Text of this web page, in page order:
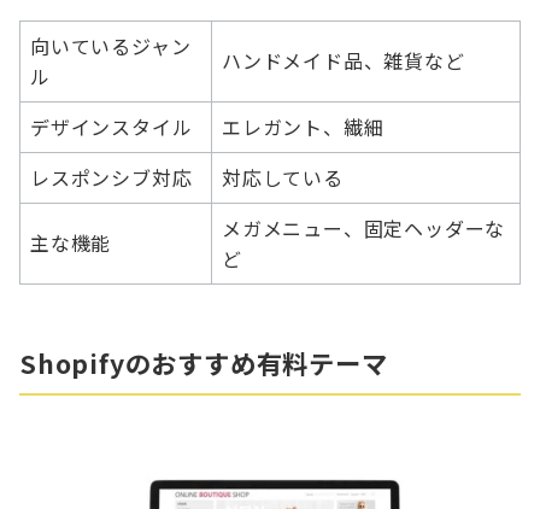
向いているジャン
ル
ハンドメイド品、雑貨など
デザインスタイル
エレガント、繊細
レスポンシブ対応
対応している
主な機能
メガメニュー、固定ヘッダーな
ど
Shopifyのおすすめ有料テーマ